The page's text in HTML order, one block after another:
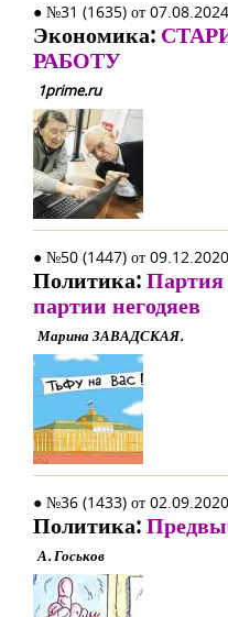
● №31 (1635) от 07.08.2024
Экономика:
РАБОТУ
1prime.ru
● №50 (1447) от 09.12.2020
Политика:Партия
партии негодяев
Марина ЗАВАДСКАЯ.
● №36 (1433) от 02.09.2020
Политика:
А. Госьков